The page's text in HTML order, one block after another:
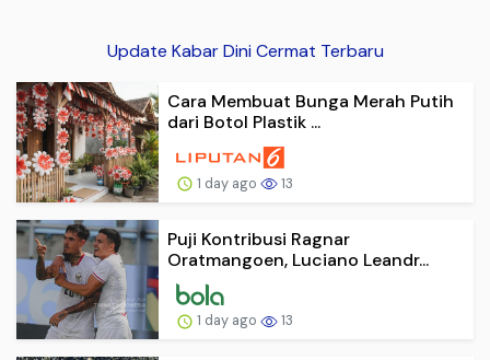
Update Kabar Dini Cermat Terbaru
Cara Membuat Bunga Merah Putih
dari Botol Plastik ...
1 day ago 13
Puji Kontribusi Ragnar
Oratmangoen, Luciano Leandr...
1 day ago 13